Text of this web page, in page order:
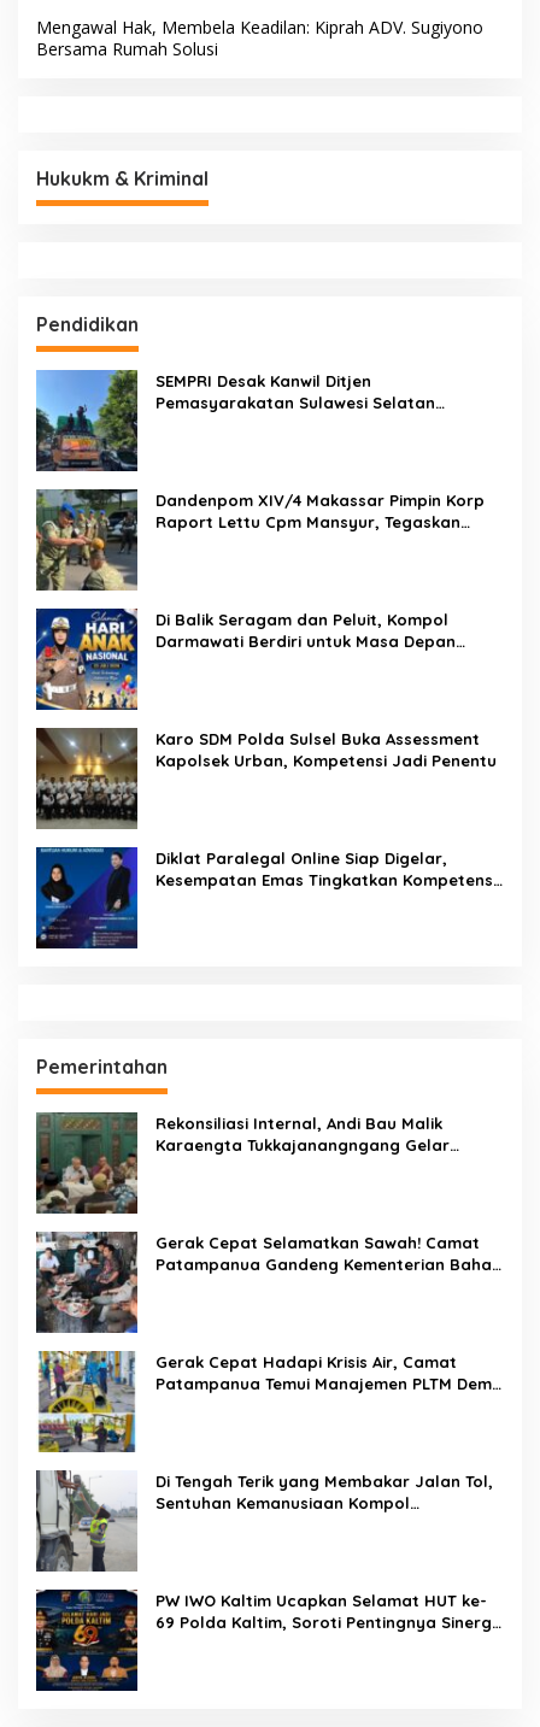
Mengawal Hak, Membela Keadilan: Kiprah ADV. Sugiyono
Bersama Rumah Solusi
Hukukm & Kriminal
Pendidikan
SEMPRI Desak Kanwil Ditjen
Pemasyarakatan Sulawesi Selatan
Dandenpom XIV/4 Makassar Pimpin Korp
Raport Lettu Cpm Mansyur, Tegaskan
Di Balik Seragam dan Peluit, Kompol
Darmawati Berdiri untuk Masa Depan
Karo SDM Polda Sulsel Buka Assessment
Kapolsek Urban, Kompetensi Jadi Penentu
Diklat Paralegal Online Siap Digelar,
Kesempatan Emas Tingkatkan Kompetensi
Pemerintahan
Rekonsiliasi Internal, Andi Bau Malik
Karaengta Tukkajanangngang Gelar
Gerak Cepat Selamatkan Sawah! Camat
Patampanua Gandeng Kementerian Bahas
Gerak Cepat Hadapi Krisis Air, Camat
Patampanua Temui Manajemen PLTM Demi
Di Tengah Terik yang Membakar Jalan Tol,
Sentuhan Kemanusiaan Kompol
PW IWO Kaltim Ucapkan Selamat HUT ke-
69 Polda Kaltim, Soroti Pentingnya Sinergi